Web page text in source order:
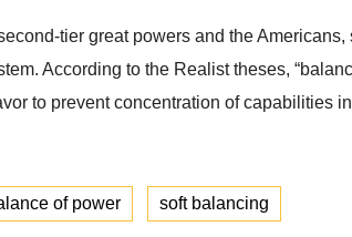
tier great powers and the Americans,
According to the Realist theses,
to prevent concentration of capabilities
of power soft balancing